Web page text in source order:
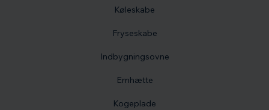
Køleskabe
Fryseskabe
Indbygningsovne
Emhætte
Kogeplade